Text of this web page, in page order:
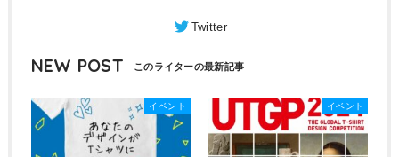
NEW POST
イベント イベント